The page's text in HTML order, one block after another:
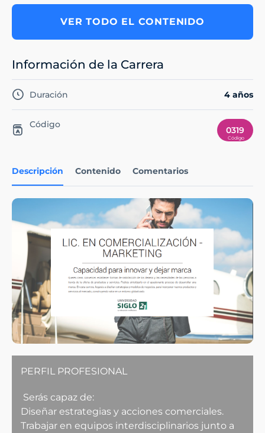
Descripción Contenido Comentarios
PERFIL PROFESIONAL
Serás capaz de:
Diseñar estrategias y acciones comerciales.
Trabajar en equipos interdisciplinarios junto a
VER TODO EL CONTENIDO
Información de la Carrera
Duración 4 años
Código
0319